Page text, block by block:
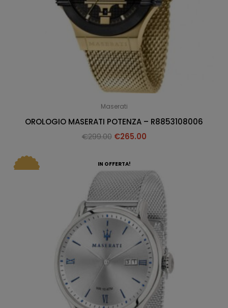
Maserati
OROLOGIO MASERATI POTENZA – R8853108006
€299.00 €265.00
IN OFFERTA!